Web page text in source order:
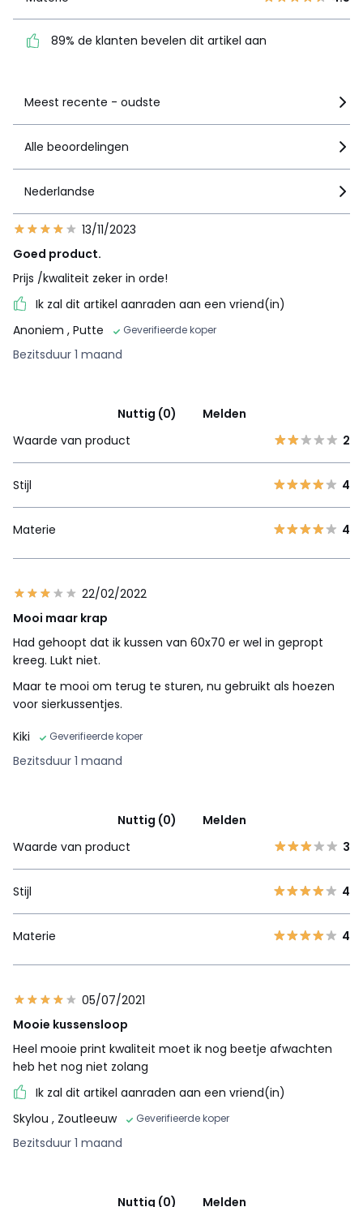
dit artikel aan
89% de klanten bevelen dit artikel aan
Meest recente - oudste
Alle beoordelingen
Nederlandse
13/11/2023
Goed product.
Prijs /kwaliteit zeker in orde!
Ik zal dit artikel aanraden aan een vriend(in)
Anoniem , Putte Geverifieerde koper
Bezitsduur 1 maand
Nuttig (0)
Melden
Waarde van product
2
Stijl 4
Materie 4
22/02/2022
Mooi maar krap
Had gehoopt dat ik kussen van 60x70 er wel in gepropt
kreeg. Lukt niet.
Maar te mooi om terug te sturen, nu gebruikt als hoezen
voor sierkussentjes.
Kiki
Geverifieerde koper
Bezitsduur 1 maand
Nuttig (0)
Melden
Waarde van product
3
Stijl 4
Materie 4
05/07/2021
Mooie kussensloop
Heel mooie print kwaliteit moet ik nog beetje afwachten
heb het nog niet zolang
Ik zal dit artikel aanraden aan een vriend(in)
Skylou , Zoutleeuw Geverifieerde koper
Bezitsduur 1 maand
Nuttig (0)
Melden